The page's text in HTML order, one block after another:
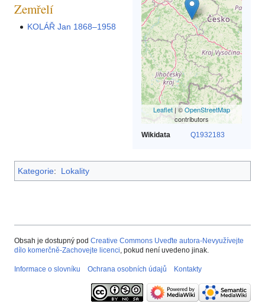
Leaflet | ©OpenStreetMap
contributors
Wikidata Q1932183
Zemřelí
KOLÁŘ Jan 1868–1958
Kategorie: Lokality
Obsah je dostupný pod Creative Commons Uveďte autora-Nevyužívejte
dílo komerčně-Zachovejte licenci, pokud není uvedeno jinak.
Informace o slovníku Ochrana osobních údajů Kontakty